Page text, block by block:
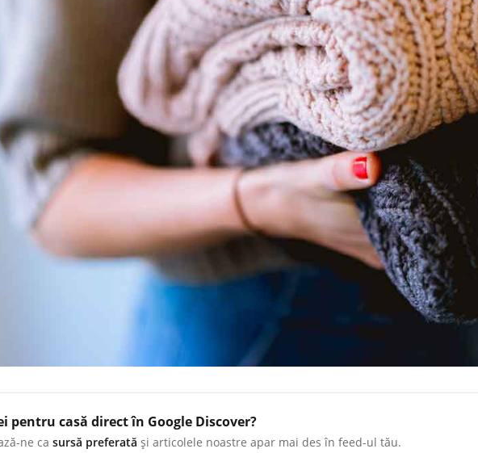
pentru casă direct în Google Discover?
ne ca sursă preferată și articolele noastre apar mai des în feed-ul tău.